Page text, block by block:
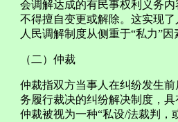
会调解达成的有民事权利义务
不得擅自变更或解除。这实现
人民调解制度从侧重于“私力”
（二）仲裁
仲裁指双方当事人在纠纷发生
务履行裁决的纠纷解决制度，
仲裁被视为一种“私设/法裁判，